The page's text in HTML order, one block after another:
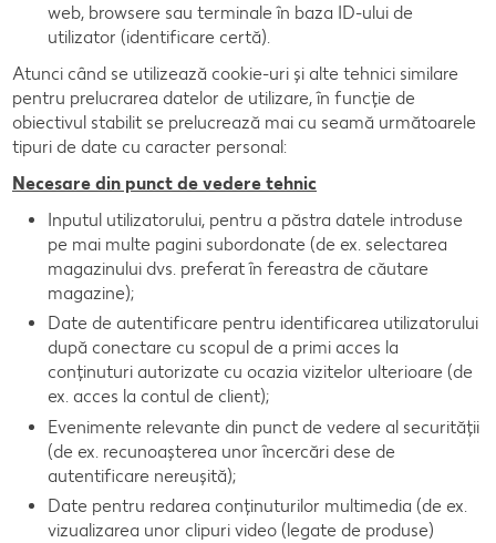
web, browsere sau terminale în baza ID-ului de
utilizator (identificare certă).
Atunci când se utilizează cookie-uri și alte tehnici similare
pentru prelucrarea datelor de utilizare, în funcție de
obiectivul stabilit se prelucrează mai cu seamă următoarele
tipuri de date cu caracter personal:
Necesare din punct de vedere tehnic
Inputul utilizatorului, pentru a păstra datele introduse
pe mai multe pagini subordonate (de ex. selectarea
magazinului dvs. preferat în fereastra de căutare
magazine);
Date de autentificare pentru identificarea utilizatorului
după conectare cu scopul de a primi acces la
conținuturi autorizate cu ocazia vizitelor ulterioare (de
ex. acces la contul de client);
Evenimente relevante din punct de vedere al securității
(de ex. recunoașterea unor încercări dese de
autentificare nereușită);
Date pentru redarea conținuturilor multimedia (de ex.
vizualizarea unor clipuri video (legate de produse)